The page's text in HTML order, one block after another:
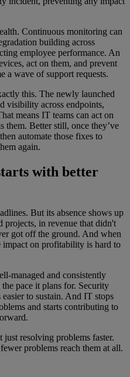
Continuous monitoring can
building across
employee performance. An
act on them, and prevent
a wave of support requests.
this. The newly launched
visibility across endpoints,
means IT teams can act on
them. Better still, once they’ve
automate those fixes to
again.
with better
But its absence shows up
projects, in revenue that didn't
got off the ground. And when
impact on profitability is hard to
managed and consistently
pace it plans for. Security
to sustain. And IT stops
and starts contributing to
just resolving problems faster.
problems reach them at all.